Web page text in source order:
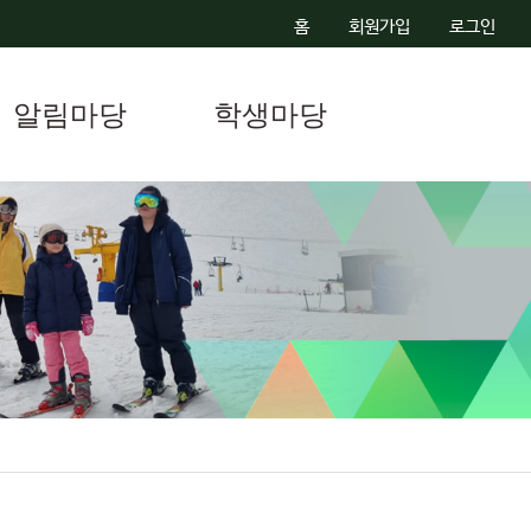
홈 회원가입 로그인
알림마당 학생마당